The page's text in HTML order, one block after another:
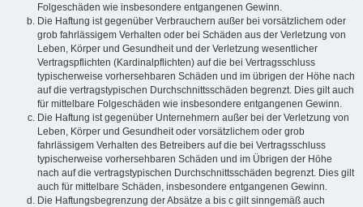
Folgeschäden wie insbesondere entgangenen Gewinn.
Die Haftung ist gegenüber Verbrauchern außer bei vorsätzlichem oder
grob fahrlässigem Verhalten oder bei Schäden aus der Verletzung von
Leben, Körper und Gesundheit und der Verletzung wesentlicher
Vertragspflichten (Kardinalpflichten) auf die bei Vertragsschluss
typischerweise vorhersehbaren Schäden und im übrigen der Höhe nach
auf die vertragstypischen Durchschnittsschäden begrenzt. Dies gilt auch
für mittelbare Folgeschäden wie insbesondere entgangenen Gewinn.
Die Haftung ist gegenüber Unternehmern außer bei der Verletzung von
Leben, Körper und Gesundheit oder vorsätzlichem oder grob
fahrlässigem Verhalten des Betreibers auf die bei Vertragsschluss
typischerweise vorhersehbaren Schäden und im Übrigen der Höhe
nach auf die vertragstypischen Durchschnittsschäden begrenzt. Dies gilt
auch für mittelbare Schäden, insbesondere entgangenen Gewinn.
Die Haftungsbegrenzung der Absätze a bis c gilt sinngemäß auch